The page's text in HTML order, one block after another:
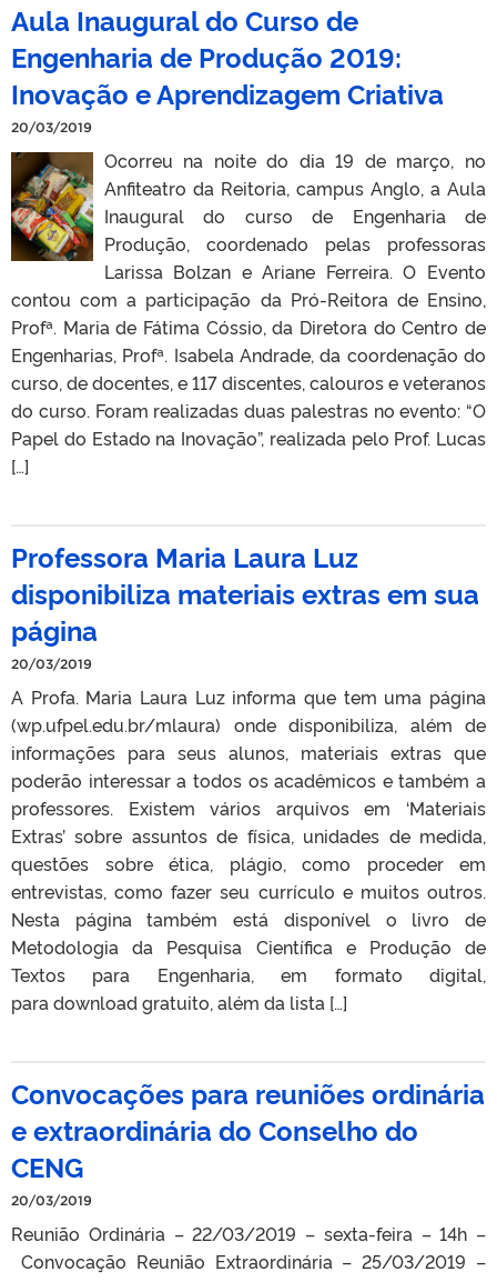
Aula Inaugural do Curso de
Engenharia de Produção 2019:
Inovação e Aprendizagem Criativa
20/03/2019
Ocorreu na noite do dia 19 de março, no
Anfiteatro da Reitoria, campus Anglo, a Aula
Inaugural do curso de Engenharia de
Produção, coordenado pelas professoras
Larissa Bolzan e Ariane Ferreira. O Evento
contou com a participação da Pró-Reitora de Ensino,
Profª. Maria de Fátima Cóssio, da Diretora do Centro de
Engenharias, Profª. Isabela Andrade, da coordenação do
curso, de docentes, e 117 discentes, calouros e veteranos
do curso. Foram realizadas duas palestras no evento: “O
Papel do Estado na Inovação”, realizada pelo Prof. Lucas
[…]
Professora Maria Laura Luz
disponibiliza materiais extras em sua
página
20/03/2019
A Profa. Maria Laura Luz informa que tem uma página
(wp.ufpel.edu.br/mlaura) onde disponibiliza, além de
informações para seus alunos, materiais extras que
poderão interessar a todos os acadêmicos e também a
professores. Existem vários arquivos em ‘Materiais
Extras’ sobre assuntos de física, unidades de medida,
questões sobre ética, plágio, como proceder em
entrevistas, como fazer seu currículo e muitos outros.
Nesta página também está disponível o livro de
Metodologia da Pesquisa Científica e Produção de
Textos para Engenharia, em formato digital,
para download gratuito, além da lista […]
Convocações para reuniões ordinária
e extraordinária do Conselho do
CENG
20/03/2019
Reunião Ordinária – 22/03/2019 – sexta-feira – 14h –
Convocação Reunião Extraordinária – 25/03/2019 –